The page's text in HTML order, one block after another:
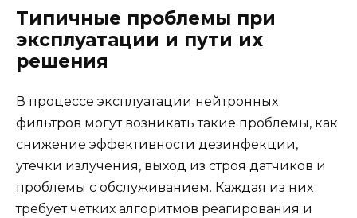
Типичные проблемы при
эксплуатации и пути их
решения
В процессе эксплуатации нейтронных
фильтров могут возникать такие проблемы, как
снижение эффективности дезинфекции,
утечки излучения, выход из строя датчиков и
проблемы с обслуживанием. Каждая из них
требует четких алгоритмов реагирования и